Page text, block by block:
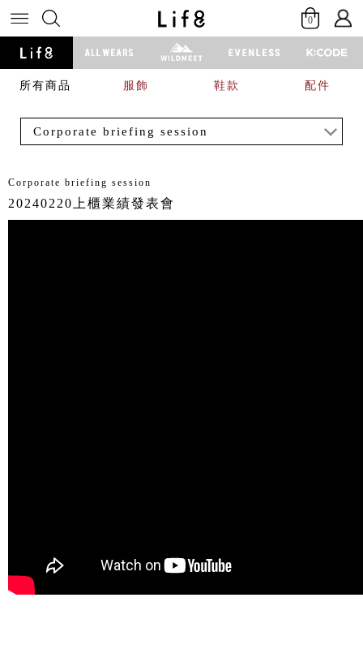
0
所有商品 服飾 鞋款 配件
Corporate briefing session
Corporate briefing session
20240220上櫃業績發表會